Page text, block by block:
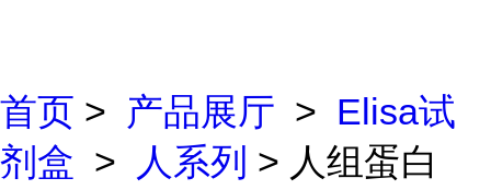
首页 > 产品展厅 > Elisa试
剂盒 > 人系列 > 人组蛋白